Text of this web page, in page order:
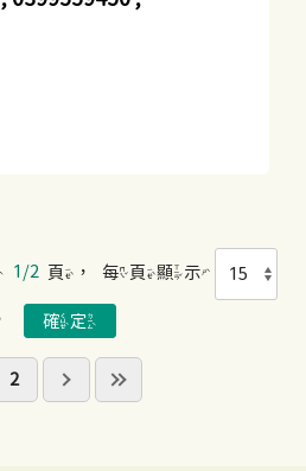
1/2 頁，每頁顯示
2